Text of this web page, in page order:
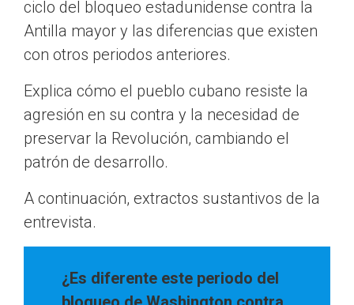
ciclo del bloqueo estadunidense contra la
Antilla mayor y las diferencias que existen
con otros periodos anteriores.
Explica cómo el pueblo cubano resiste la
agresión en su contra y la necesidad de
preservar la Revolución, cambiando el
patrón de desarrollo.
A continuación, extractos sustantivos de la
entrevista.
¿Es diferente este periodo del